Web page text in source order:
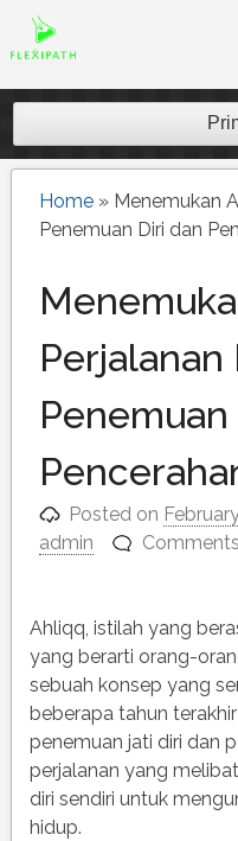
Skip
to
content
Pelajari panduan
gacor terpercaya.
untuk menemukan
menang terbaik.
Home» Menemukan
Penemuan Diri dan
Perjalanan
Posted on
admin
Ahliqq, istilah yang
yang berarti orang-
sebuah konsep yang
beberapa tahun
penemuan jati diri dan
perjalanan yang
diri sendiri untuk
hidup.